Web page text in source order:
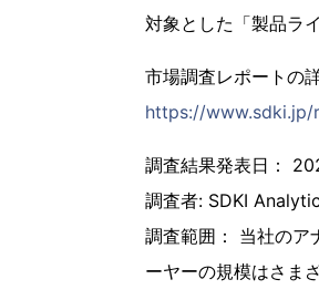
対象とした「製品ラ
市場調査レポートの
https://
調査結果発表日：
調査者: SDKI
調査範囲： 当社のア
ーヤーの規模はさま